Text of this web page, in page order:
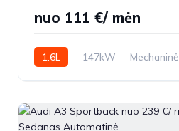
nuo 111 €/ mėn
1.6L 147kW Mechaninė